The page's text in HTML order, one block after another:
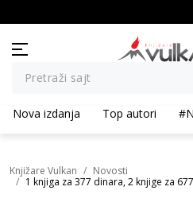
Pretraži sajt
Nova izdanja Top autori
Knjižare Vulkan
Novosti
1 knjiga za 377 dinara, 2 knjige za